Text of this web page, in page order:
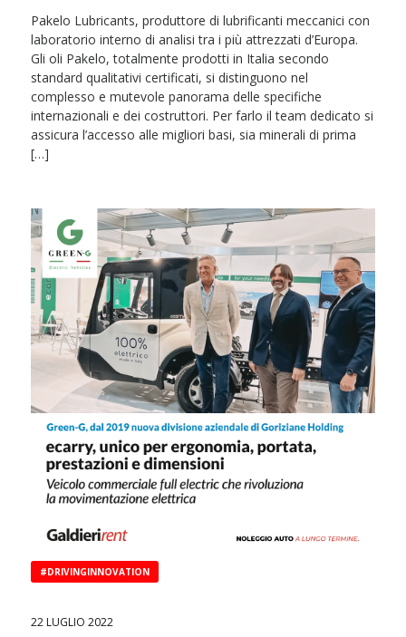
Pakelo Lubricants, produttore di lubrificanti meccanici con
laboratorio interno di analisi tra i più attrezzati d’Europa.
Gli oli Pakelo, totalmente prodotti in Italia secondo
standard qualitativi certificati, si distinguono nel
complesso e mutevole panorama delle specifiche
internazionali e dei costruttori. Per farlo il team dedicato si
assicura l’accesso alle migliori basi, sia minerali di prima
[…]
#DRIVINGINNOVATION
22 LUGLIO 2022